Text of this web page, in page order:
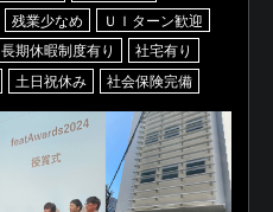
残業少なめ
ＵＩターン歓迎
長期休暇制度有り
社宅有り
土日祝休み 社会保険完備